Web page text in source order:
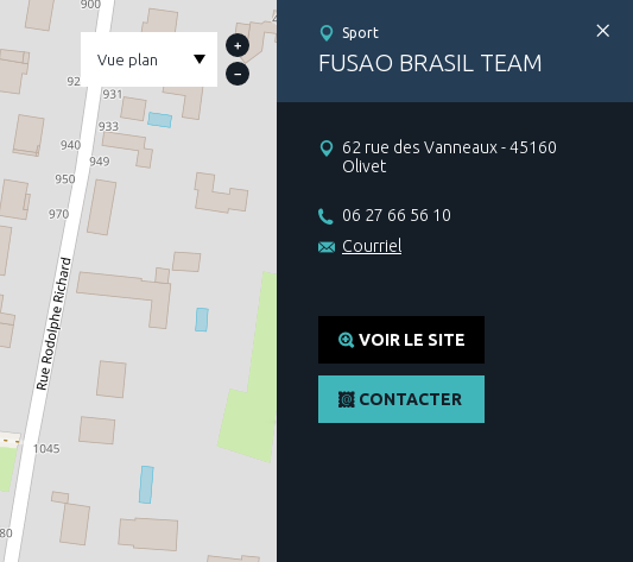
+
−
Sport
FUSAO BRASIL TEAM
62 rue des Vanneaux - 45160
Olivet
06 27 66 56 10
Courriel
VOIR LE SITE
CONTACTER